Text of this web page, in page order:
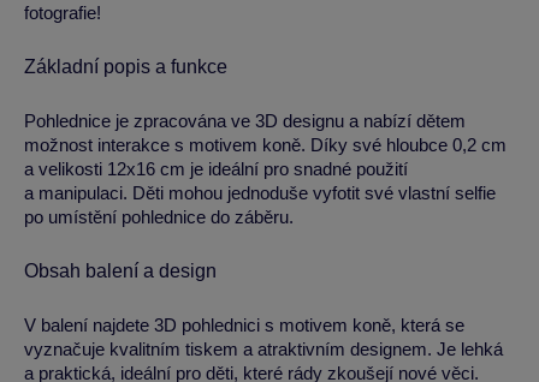
fotografie!
Základní popis a funkce
Pohlednice je zpracována ve 3D designu a nabízí dětem
možnost interakce s motivem koně. Díky své hloubce 0,2 cm
a velikosti 12x16 cm je ideální pro snadné použití
a manipulaci. Děti mohou jednoduše vyfotit své vlastní selfie
po umístění pohlednice do záběru.
Obsah balení a design
V balení najdete 3D pohlednici s motivem koně, která se
vyznačuje kvalitním tiskem a atraktivním designem. Je lehká
a praktická, ideální pro děti, které rády zkoušejí nové věci.